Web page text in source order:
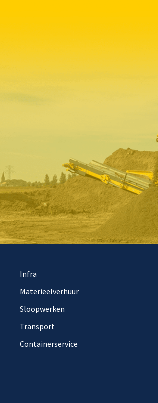
Infra
Materieelverhuur
Sloopwerken
Transport
Containerservice